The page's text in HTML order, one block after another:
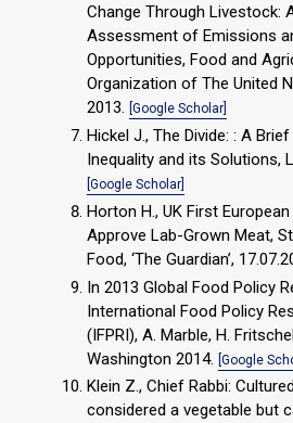
Change Through Livestock:
Assessment of Emissions
Opportunities, Food and
Organization of The United
2013. [Google Scholar]
Hickel J., The Divide: : A
Inequality and its Solutions,
[Google Scholar]
Horton H., UK First
Approve Lab-Grown Meat,
Food, ‘The Guardian’,
In 2013 Global Food Policy
International Food Policy
(IFPRI), A. Marble, H.
Washington 2014. [Google
Klein Z., Chief Rabbi:
considered a vegetable but